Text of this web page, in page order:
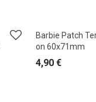
Barbie Patch
on 60x71mm
4,90€